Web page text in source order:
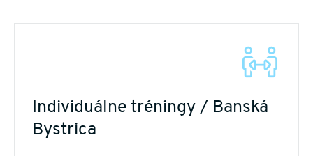
Individuálne tréningy / Banská
Bystrica